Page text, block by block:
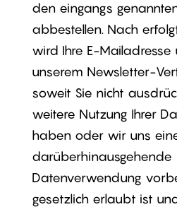
den eingangs
abbestellen. Nach
wird Ihre E-Mailadresse
unserem Newsletter-
soweit Sie nicht
weitere Nutzung Ihrer
haben oder wir uns
darüberhinausgehende
Datenverwendung
gesetzlich erlaubt ist